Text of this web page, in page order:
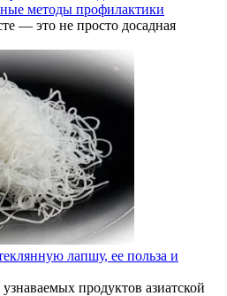
методы профилактики
— это не просто досадная
лапшу, ее польза и
продуктов азиатской